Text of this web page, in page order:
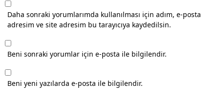
Daha sonraki yorumlarımda kullanılması için adım, e-posta
adresim ve site adresim bu tarayıcıya kaydedilsin.
Beni sonraki yorumlar için e-posta ile bilgilendir.
Beni yeni yazılarda e-posta ile bilgilendir.